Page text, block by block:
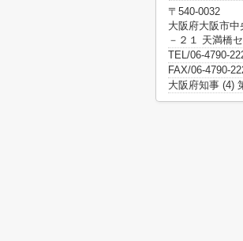
〒540-0032
大阪府大阪市中
－２１ 天満橋
TEL/06-4790-
FAX/06-4790-
大阪府知事 (4)